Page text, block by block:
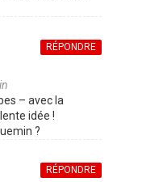
RÉPONDRE
– avec la
idée !
?
RÉPONDRE